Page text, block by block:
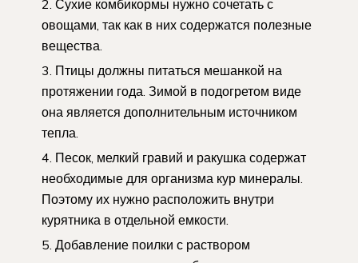
Сухие комбикормы нужно сочетать с
овощами, так как в них содержатся полезные
вещества.
Птицы должны питаться мешанкой на
протяжении года. Зимой в подогретом виде
она является дополнительным источником
тепла.
Песок, мелкий гравий и ракушка содержат
необходимые для организма кур минералы.
Поэтому их нужно расположить внутри
курятника в отдельной емкости.
Добавление поилки с раствором